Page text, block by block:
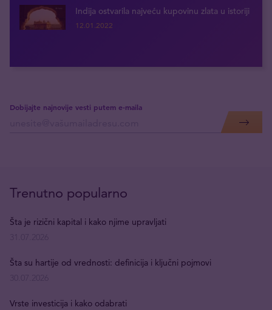
Indija ostvarila najveću kupovinu zlata u istoriji
12.01.2022
Dobijajte najnovije vesti putem e-maila
Trenutno popularno
Šta je rizični kapital i kako njime upravljati
Šta su hartije od vrednosti: definicija i ključni pojmovi
Vrste investicija i kako odabrati